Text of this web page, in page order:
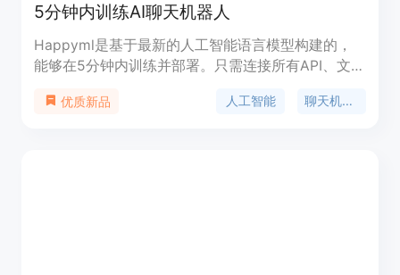
5分钟内训练AI聊天机器人
Happyml是基于最新的人工智能语言模型构建的，
能够在5分钟内训练并部署。只需连接所有API、文件
入，无需信用卡。
优质新品 人工智能 聊天机器人